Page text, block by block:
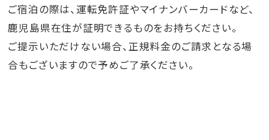
ご宿泊の際は、運転免許証やマイナンバーカードなど、
鹿児島県在住が証明できるものをお持ちください。
ご提示いただけない場合、正規料金のご請求となる場
合もございますので予めご了承ください。